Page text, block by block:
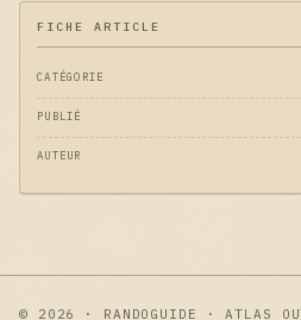
FICHE ARTICLE
CATÉGORIE
PUBLIÉ
AUTEUR
© 2026 · RANDOGUIDE · ATLAS